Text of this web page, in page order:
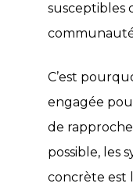
susceptibles
C’est
engagée
de
possible, les
concrète est